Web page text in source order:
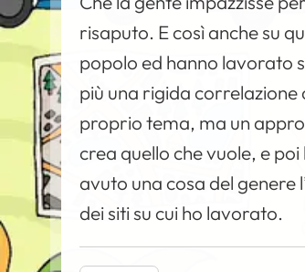
risaputo. E così anche su
popolo ed hanno lavorato
più una rigida
proprio tema, ma un
crea quello che vuole, e
avuto una cosa del genere
dei siti su cui ho lavorato.